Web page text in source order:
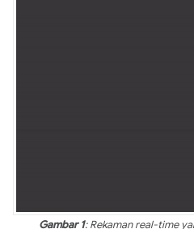
Gambar 1: Rekaman real-time